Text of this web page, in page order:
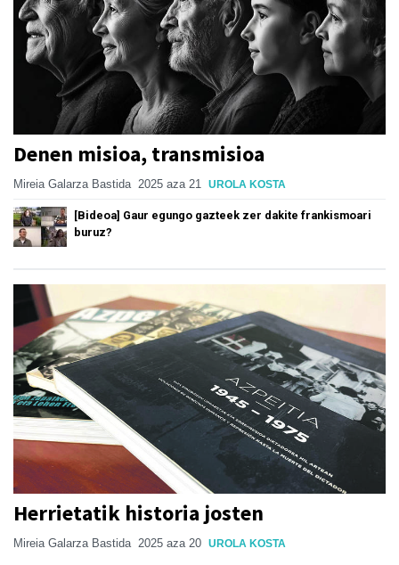
Denen misioa, transmisioa
Mireia Galarza Bastida 2025 aza 21 UROLA KOSTA
[Bideoa] Gaur egungo gazteek zer dakite frankismoari
buruz?
Herrietatik historia josten
Mireia Galarza Bastida 2025 aza 20 UROLA KOSTA